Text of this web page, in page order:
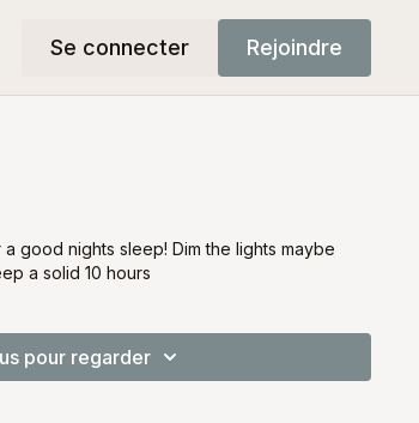
Se connecter Rejoindre
good nights sleep! Dim the lights maybe
a solid 10 hours
pour regarder